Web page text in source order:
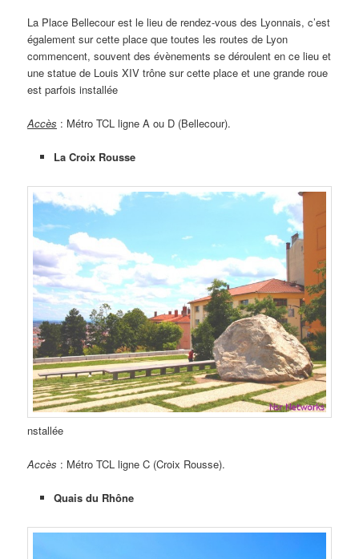
La Place Bellecour est le lieu de rendez-vous des Lyonnais, c’est
également sur cette place que toutes les routes de Lyon
commencent, souvent des évènements se déroulent en ce lieu et
une statue de Louis XIV trône sur cette place et une grande roue
est parfois installée
Accès : Métro TCL ligne A ou D (Bellecour).
La Croix Rousse
nstallée
Accès : Métro TCL ligne C (Croix Rousse).
Quais du Rhône